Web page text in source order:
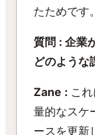
たためです。
質問 : 企業
どのような
Zane : こ
量的なスケ
ースを更新